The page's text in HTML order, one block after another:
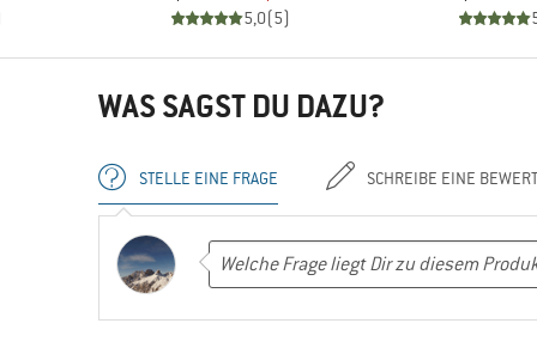
5,0(5)
WAS SAGST DU DAZU?
STELLE EINE FRAGE SCHREIBE EINE